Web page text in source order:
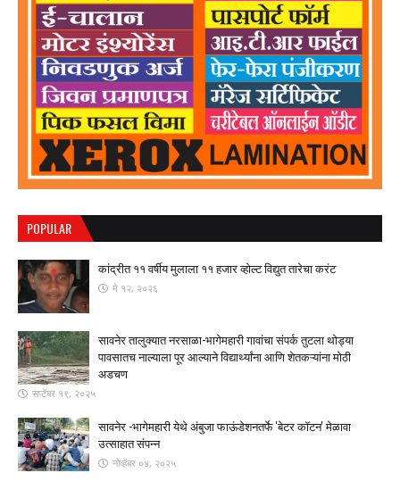
POPULAR
कांद्रीत ११ वर्षीय मुलाला ११ हजार व्होल्ट विद्युत तारेचा करंट
मे १२, २०२६
सावनेर तालुक्यात नरसाळा-भागेमहारी गावांचा संपर्क तुटला ​थोड्या
पावसातच नाल्याला पूर आल्याने विद्यार्थ्यांना आणि शेतकऱ्यांना मोठी
अडचण
सप्टेंबर १९, २०२५
सावनेर -भागेमहारी येथे अंबुजा फाऊंडेशनतर्फे 'बेटर कॉटन' मेळावा
उत्साहात संपन्न
नोव्हेंबर ०४, २०२५